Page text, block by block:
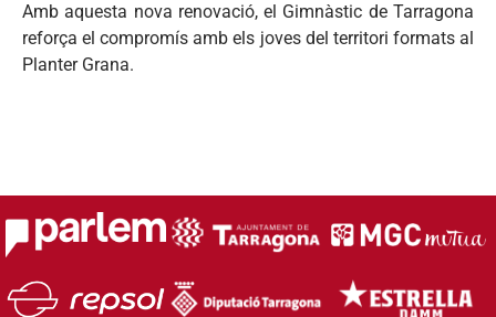
Amb aquesta nova renovació, el Gimnàstic de Tarragona
reforça el compromís amb els joves del territori formats al
Planter Grana.